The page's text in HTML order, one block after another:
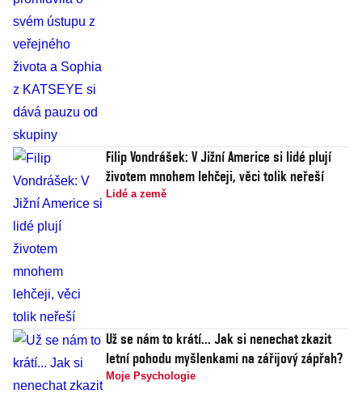
Filip Vondrášek: V Jižní Americe si lidé plují
životem mnohem lehčeji, věci tolik neřeší
Lidé a země
Už se nám to krátí... Jak si nenechat zkazit
letní pohodu myšlenkami na zářijový zápřah?
Moje Psychologie